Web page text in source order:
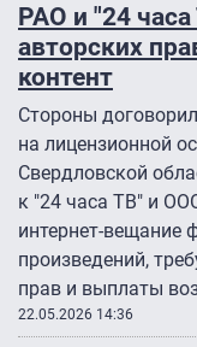
РАО и "24
авторских
контент
Стороны
на лицензионной
Свердловской
к "24 часа ТВ" и
интернет-вещание
произведений,
прав и выплаты
22.05.2026 14:36